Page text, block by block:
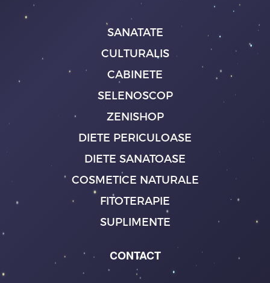
SANATATE
CULTURALIS
CABINETE
SELENOSCOP
ZENISHOP
DIETE PERICULOASE
DIETE SANATOASE
COSMETICE NATURALE
FITOTERAPIE
SUPLIMENTE
CONTACT